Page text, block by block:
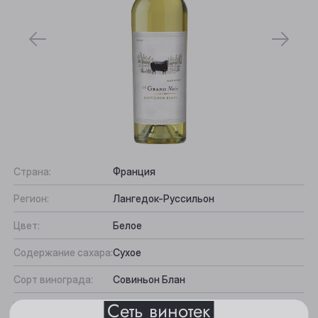
Страна: Франция
Регион: Лангедок-Руссильон
Цвет: Белое
Содержание сахара:Сухое
Сорт винограда: Совиньон Блан
Вкус:
Кислинка, Чернослива, Цитрусовый,
Выберите ваш город
Анжеро-Судженск
Барнаул
Белово
Сеть винотек